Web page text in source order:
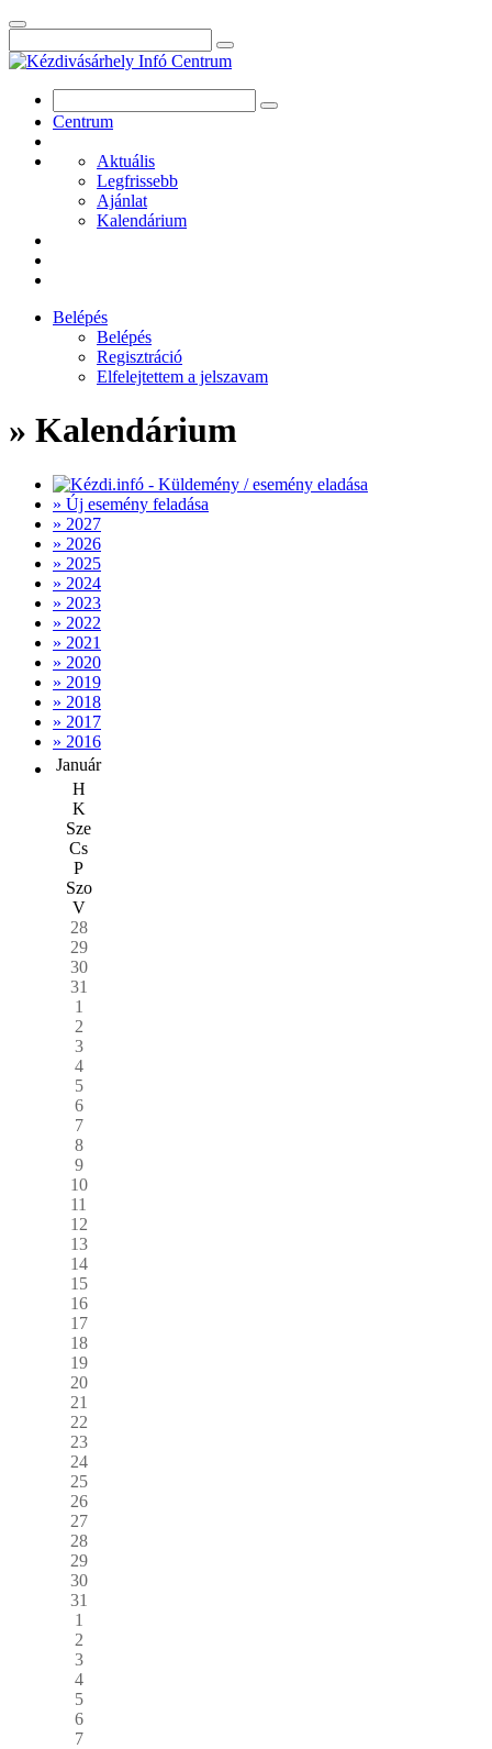
Centrum
Aktuális
Legfrissebb
Ajánlat
Kalendárium
Belépés
Belépés
Regisztráció
Elfelejtettem a jelszavam
» Kalendárium
» Új esemény feladása
» 2027
» 2026
» 2025
» 2024
» 2023
» 2022
» 2021
» 2020
» 2019
» 2018
» 2017
» 2016
Január
H
K
Sze
Cs
P
Szo
V
28
29
30
31
1
2
3
4
5
6
7
8
9
10
11
12
13
14
15
16
17
18
19
20
21
22
23
24
25
26
27
28
29
30
31
1
2
3
4
5
6
7